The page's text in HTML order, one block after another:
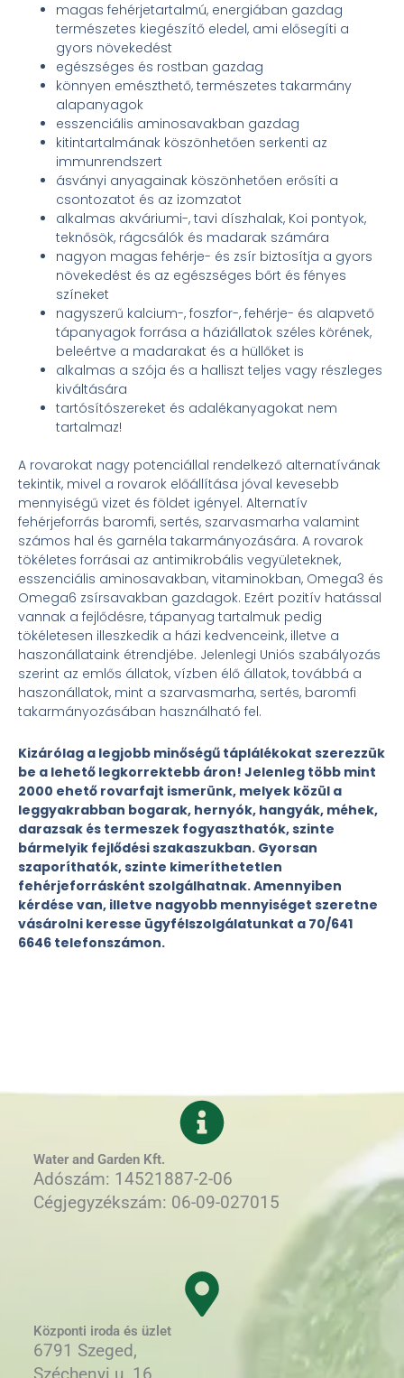
magas fehérjetartalmú, energiában gazdag
természetes kiegészítő eledel, ami elősegíti a
gyors növekedést
egészséges és rostban gazdag
könnyen emészthető, természetes takarmány
alapanyagok
esszenciális aminosavakban gazdag
kitintartalmának köszönhetően serkenti az
immunrendszert
ásványi anyagainak köszönhetően erősíti a
csontozatot és az izomzatot
alkalmas akváriumi-, tavi díszhalak, Koi pontyok,
teknősök, rágcsálók és madarak számára
nagyon magas fehérje- és zsír biztosítja a gyors
növekedést és az egészséges bőrt és fényes
színeket
nagyszerű kalcium-, foszfor-, fehérje- és alapvető
tápanyagok forrása a háziállatok széles körének,
beleértve a madarakat és a hüllőket is
alkalmas a szója és a halliszt teljes vagy részleges
kiváltására
tartósítószereket és adalékanyagokat nem
tartalmaz!
A rovarokat nagy potenciállal rendelkező alternatívának
tekintik, mivel a rovarok előállítása jóval kevesebb
mennyiségű vizet és földet igényel. Alternatív
fehérjeforrás baromfi, sertés, szarvasmarha valamint
számos hal és garnéla takarmányozására. A rovarok
tökéletes forrásai az antimikrobális vegyületeknek,
esszenciális aminosavakban, vitaminokban, Omega3 és
Omega6 zsírsavakban gazdagok. Ezért pozitív hatással
vannak a fejlődésre, tápanyag tartalmuk pedig
tökéletesen illeszkedik a házi kedvenceink, illetve a
haszonállataink étrendjébe. Jelenlegi Uniós szabályozás
szerint az emlős állatok, vízben élő állatok, továbbá a
haszonállatok, mint a szarvasmarha, sertés, baromfi
takarmányozásában használható fel.
Kizárólag a legjobb minőségű táplálékokat szerezzük
be a lehető legkorrektebb áron! Jelenleg több mint
2000 ehető rovarfajt ismerünk, melyek közül a
leggyakrabban bogarak, hernyók, hangyák, méhek,
darazsak és termeszek fogyaszthatók, szinte
bármelyik fejlődési szakaszukban. Gyorsan
szaporíthatók, szinte kimeríthetetlen
fehérjeforrásként szolgálhatnak. Amennyiben
kérdése van, illetve nagyobb mennyiséget szeretne
vásárolni keresse ügyfélszolgálatunkat a 70/641
6646 telefonszámon.
Water and Garden Kft.
Adószám: 14521887-2-06
Cégjegyzékszám: 06-09-027015
Központi iroda és üzlet
6791 Szeged,